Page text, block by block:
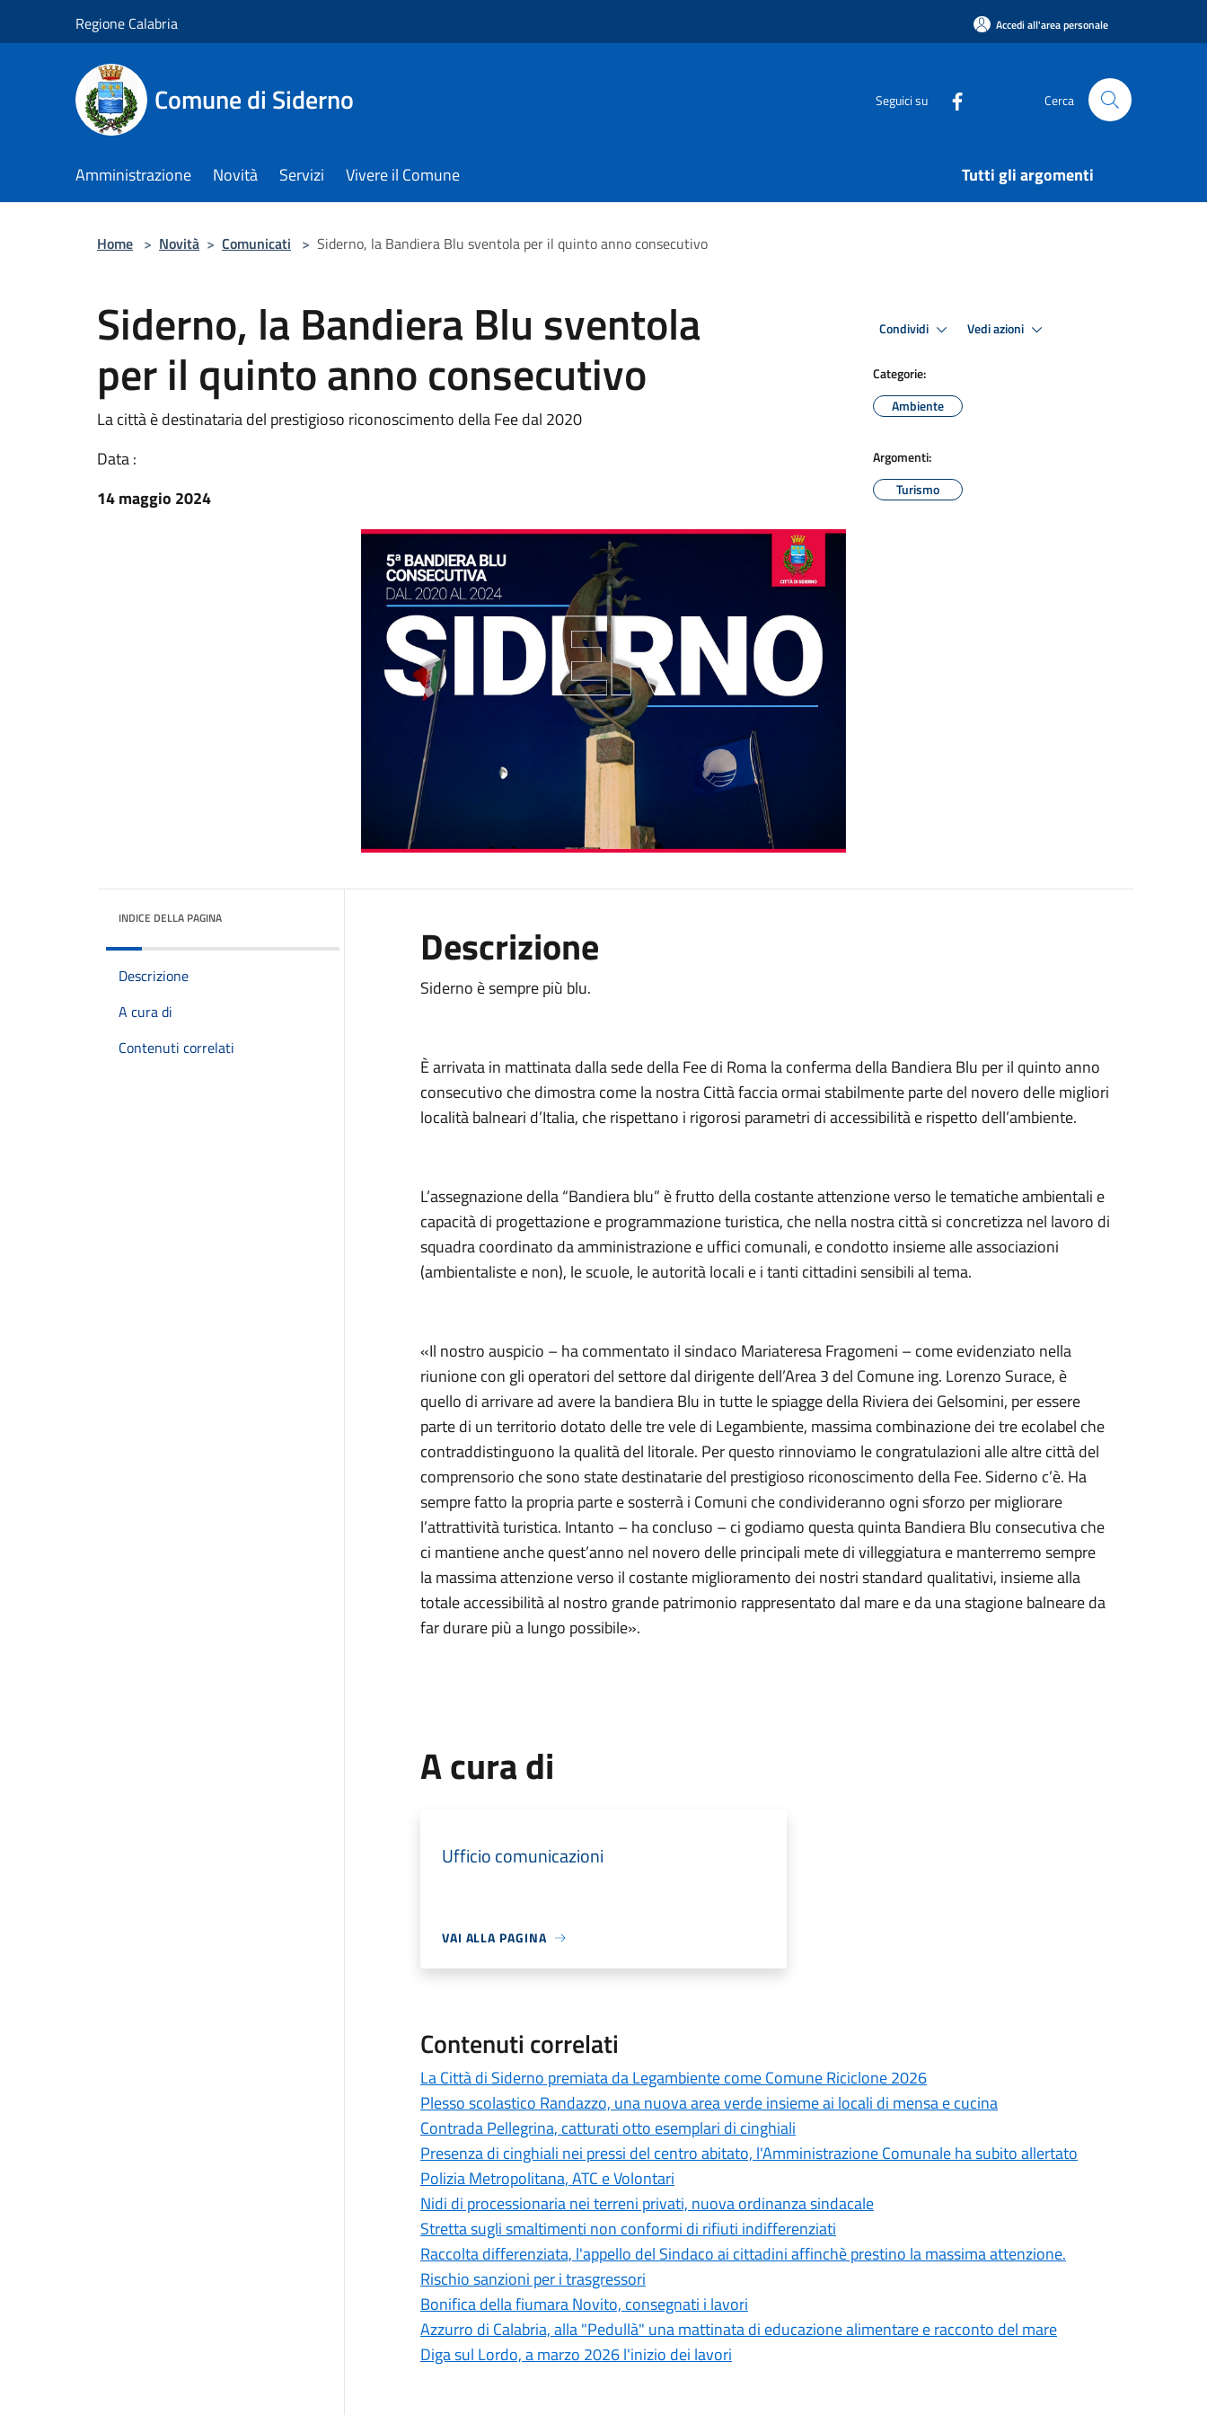
Regione Calabria Accedi all'area personale
Comune di Siderno Seguici su Cerca
Amministrazione Novità Servizi Vivere il Comune Tutti gli argomenti
Home > Novità > Comunicati > Siderno, la Bandiera Blu sventola per il quinto anno consecutivo
Siderno, la Bandiera Blu sventola
per il quinto anno consecutivo
La città è destinataria del prestigioso riconoscimento della Fee dal 2020
Data :
14 maggio 2024
Condividi Vedi azioni
Categorie:
Ambiente
Argomenti:
Turismo
INDICE DELLA PAGINA
Descrizione
A cura di
Contenuti correlati
Descrizione
Siderno è sempre più blu.
È arrivata in mattinata dalla sede della Fee di Roma la conferma della Bandiera Blu per il quinto anno
consecutivo che dimostra come la nostra Città faccia ormai stabilmente parte del novero delle migliori
località balneari d’Italia, che rispettano i rigorosi parametri di accessibilità e rispetto dell’ambiente.
L’assegnazione della “Bandiera blu” è frutto della costante attenzione verso le tematiche ambientali e
capacità di progettazione e programmazione turistica, che nella nostra città si concretizza nel lavoro di
squadra coordinato da amministrazione e uffici comunali, e condotto insieme alle associazioni
(ambientaliste e non), le scuole, le autorità locali e i tanti cittadini sensibili al tema.
«Il nostro auspicio – ha commentato il sindaco Mariateresa Fragomeni – come evidenziato nella
riunione con gli operatori del settore dal dirigente dell’Area 3 del Comune ing. Lorenzo Surace, è
quello di arrivare ad avere la bandiera Blu in tutte le spiagge della Riviera dei Gelsomini, per essere
parte di un territorio dotato delle tre vele di Legambiente, massima combinazione dei tre ecolabel che
contraddistinguono la qualità del litorale. Per questo rinnoviamo le congratulazioni alle altre città del
comprensorio che sono state destinatarie del prestigioso riconoscimento della Fee. Siderno c’è. Ha
sempre fatto la propria parte e sosterrà i Comuni che condivideranno ogni sforzo per migliorare
l’attrattività turistica. Intanto – ha concluso – ci godiamo questa quinta Bandiera Blu consecutiva che
ci mantiene anche quest’anno nel novero delle principali mete di villeggiatura e manterremo sempre
la massima attenzione verso il costante miglioramento dei nostri standard qualitativi, insieme alla
totale accessibilità al nostro grande patrimonio rappresentato dal mare e da una stagione balneare da
far durare più a lungo possibile».
A cura di
Ufficio comunicazioni
VAI ALLA PAGINA
Contenuti correlati
La Città di Siderno premiata da Legambiente come Comune Riciclone 2026
Plesso scolastico Randazzo, una nuova area verde insieme ai locali di mensa e cucina
Contrada Pellegrina, catturati otto esemplari di cinghiali
Presenza di cinghiali nei pressi del centro abitato, l'Amministrazione Comunale ha subito allertato
Polizia Metropolitana, ATC e Volontari
Nidi di processionaria nei terreni privati, nuova ordinanza sindacale
Stretta sugli smaltimenti non conformi di rifiuti indifferenziati
Raccolta differenziata, l'appello del Sindaco ai cittadini affinchè prestino la massima attenzione.
Rischio sanzioni per i trasgressori
Bonifica della fiumara Novito, consegnati i lavori
Azzurro di Calabria, alla "Pedullà" una mattinata di educazione alimentare e racconto del mare
Diga sul Lordo, a marzo 2026 l'inizio dei lavori